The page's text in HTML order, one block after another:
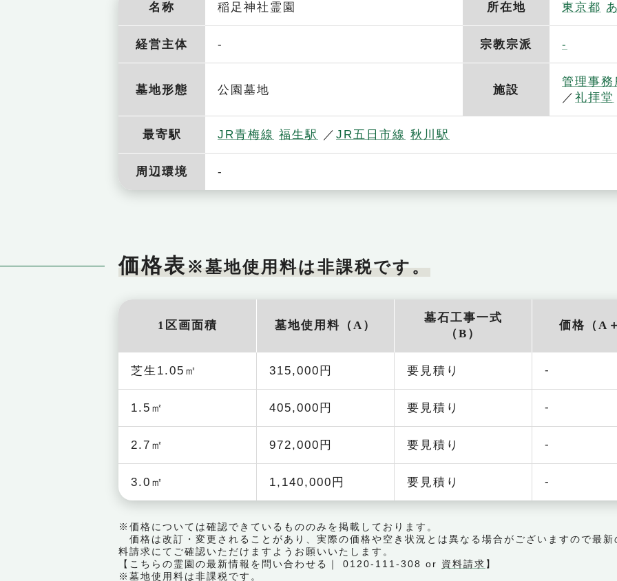
名称 稲足神社霊園 所在地 東京都
経営主体 - 宗教宗派 -
墓地形態 公園墓地 施設
管理事務
礼拝堂
最寄駅 JR青梅線 福生駅 JR五日市線 秋川駅
周辺環境 -
価格表※墓地使用料は非課税です。
1区画面積 墓地使用料（A）
墓石工事一式
（B）
価格（A
芝生1.05㎡ 315,000円 要見積り -
1.5㎡ 405,000円 要見積り -
2.7㎡ 972,000円 要見積り -
3.0㎡ 1,140,000円 要見積り -
※価格については確認できているもののみを掲載しております。
価格は改訂・変更されることがあり、実際の価格や空き状況とは異なる場合がございますので最
料請求にてご確認いただけますようお願いいたします。
【こちらの霊園の最新情報を問い合わせる｜ 0120-111-308 or 資料請求 】
※墓地使用料は非課税です。